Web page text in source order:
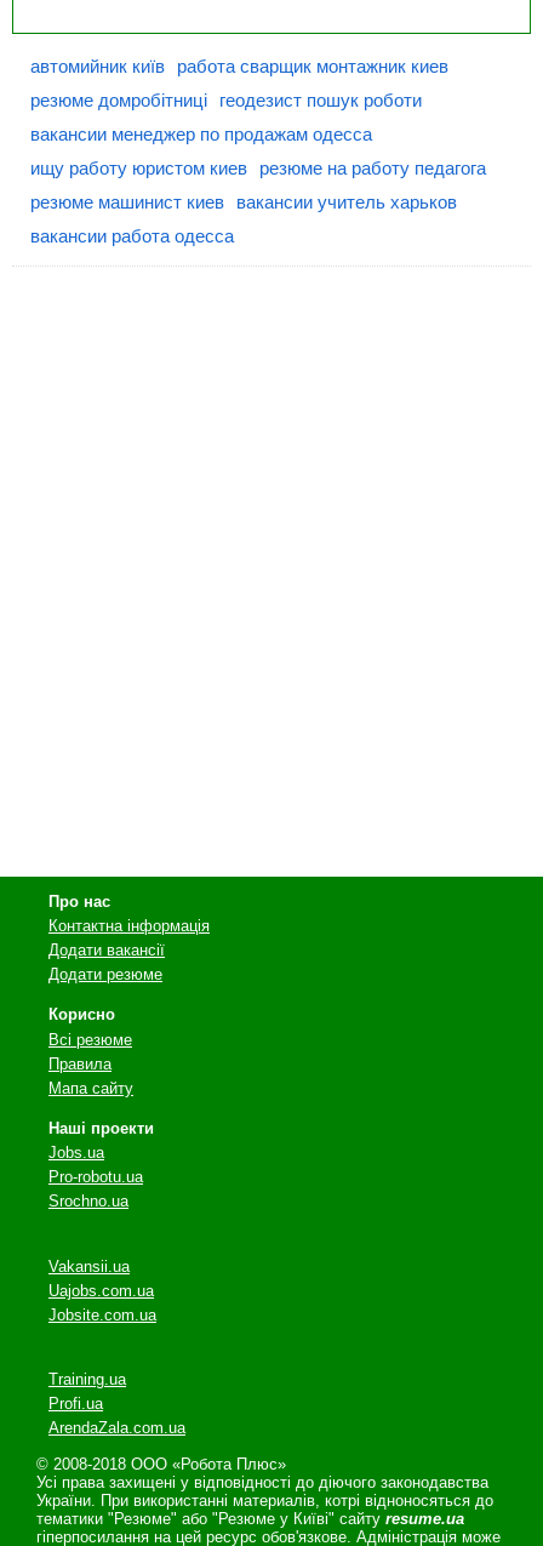
автомийник київ
работа сварщик монтажник киев
резюме домробітниці
геодезист пошук роботи
вакансии менеджер по продажам одесса
ищу работу юристом киев
резюме на работу педагога
резюме машинист киев
вакансии учитель харьков
вакансии работа одесса
Про нас
Контактна інформація
Додати вакансії
Додати резюме
Корисно
Всі резюме
Правила
Мапа сайту
Наші проекти
Jobs.ua
Pro-robotu.ua
Srochno.ua
Vakansii.ua
Uajobs.com.ua
Jobsite.com.ua
Training.ua
Profi.ua
ArendaZala.com.ua
© 2008-2018 ООО «Робота Плюс»
Усі права захищені у відповідності до діючого законодавства
України. При використанні материалів, котрі відноносяться до
тематики "Резюме" або "Резюме у Київі" сайту resume.ua
гіперпосилання на цей ресурс обов'язкове. Адміністрація може